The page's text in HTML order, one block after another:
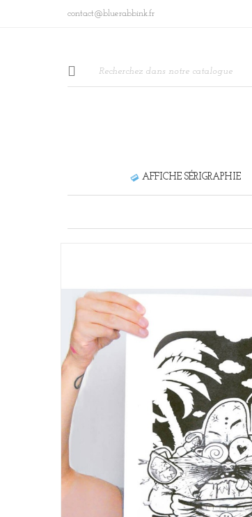
contact@bluerabbink.fr
AFFICHE SÉRIGRAPHIE